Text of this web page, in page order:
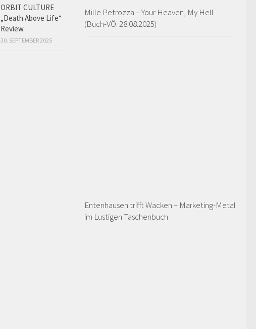
Mille Petrozza – Your Heaven, My Hell
(Buch-VÖ: 28.08.2025)
Entenhausen trifft Wacken – Marketing-Metal
im Lustigen Taschenbuch
ORBIT CULTURE
„Death Above Life“
Review
30. SEPTEMBER 2025